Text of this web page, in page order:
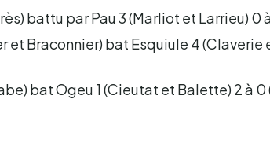
battu par Pau 3 (Marliot et Larrieu) 0
et Braconnier) bat Esquiule 4 (Claverie
bat Ogeu 1 (Cieutat et Balette) 2 à